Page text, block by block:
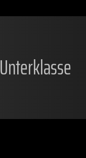
Unterklasse